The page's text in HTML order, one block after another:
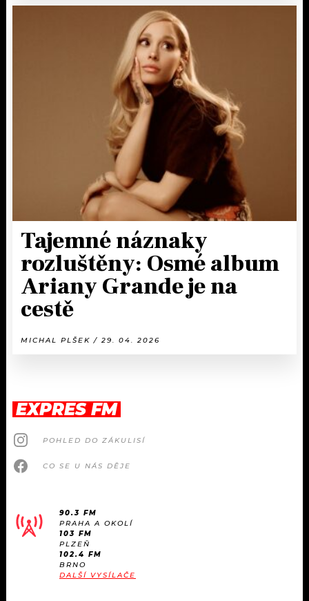
Tajemné náznaky
rozluštěny: Osmé album
Ariany Grande je na
cestě
MICHAL PLŠEK / 29. 04. 2026
EXPRES FM
POHLED DO ZÁKULISÍ
CO SE U NÁS DĚJE
90.3 FM
PRAHA A OKOLÍ
103 FM
PLZEŇ
102.4 FM
BRNO
DALŠÍ VYSÍLAČE